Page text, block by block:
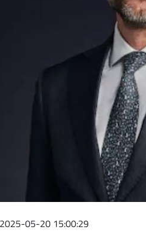
2025-05-20 15:00:29